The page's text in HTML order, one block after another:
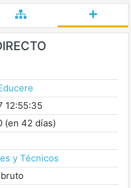
12:55:35
(en 42 días)
y Técnicos